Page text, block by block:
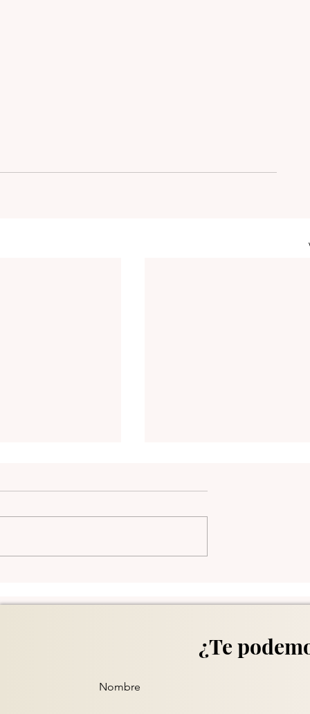
Comuna 13 en Medellín
¿Te
Nombre